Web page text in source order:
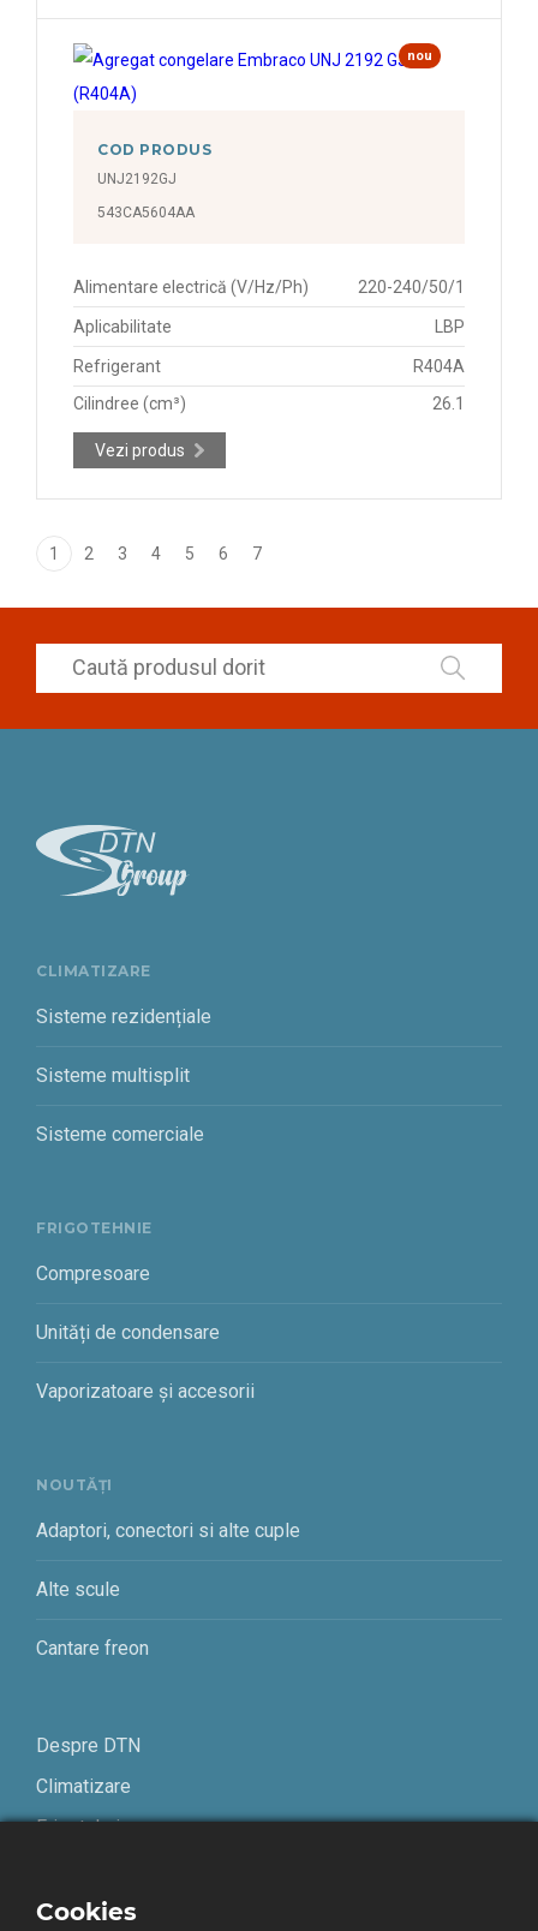
nou
COD PRODUS
UNJ2192GJ
543CA5604AA
Alimentare electrică (V/Hz/Ph) 220-240/50/1
Aplicabilitate LBP
Refrigerant
R404A
Cilindree (cm³)
26.1
Vezi produs
1 2 3 4 5 6 7
CLIMATIZARE
Sisteme rezidențiale
Sisteme multisplit
Sisteme comerciale
FRIGOTEHNIE
Compresoare
Unități de condensare
Vaporizatoare și accesorii
NOUTĂȚI
Adaptori, conectori si alte cuple
Alte scule
Cantare freon
Despre DTN
Climatizare
Frigotehnie
Cookies